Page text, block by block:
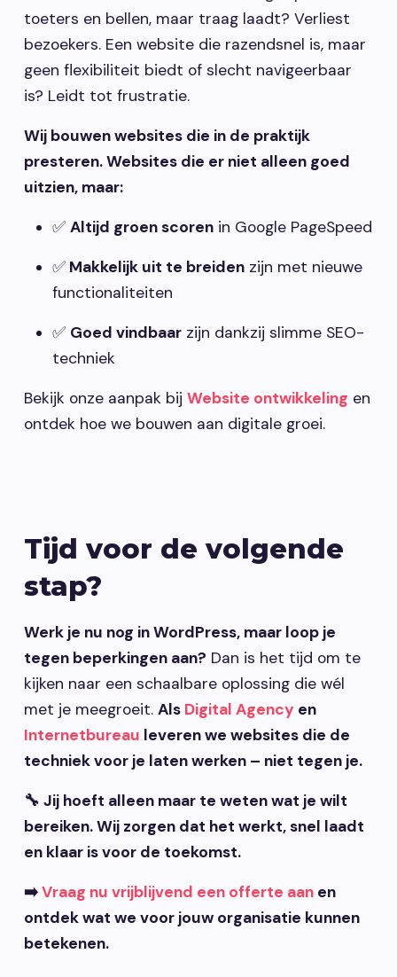
toeters en bellen, maar traag laadt? Verliest
bezoekers. Een website die razendsnel is, maar
geen flexibiliteit biedt of slecht navigeerbaar
is? Leidt tot frustratie.
Wij bouwen websites die in de praktijk
presteren. Websites die er niet alleen goed
uitzien, maar:
✅ Altijd groen scoren in Google PageSpeed
✅ Makkelijk uit te breiden zijn met nieuwe
functionaliteiten
✅ Goed vindbaar zijn dankzij slimme SEO-
techniek
Bekijk onze aanpak bij Website ontwikkeling en
ontdek hoe we bouwen aan digitale groei.
Tijd voor de volgende
stap?
Werk je nu nog in WordPress, maar loop je
tegen beperkingen aan? Dan is het tijd om te
kijken naar een schaalbare oplossing die wél
met je meegroeit. Als Digital Agency en
Internetbureau leveren we websites die de
techniek voor je laten werken – niet tegen je.
🔧 Jij hoeft alleen maar te weten wat je wilt
bereiken. Wij zorgen dat het werkt, snel laadt
en klaar is voor de toekomst.
➡️Vraag nu vrijblijvend een offerte aan en
ontdek wat we voor jouw organisatie kunnen
betekenen.